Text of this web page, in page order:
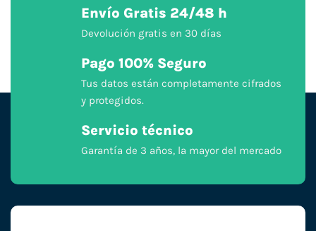
Envío Gratis 24/48 h
Devolución gratis en 30 días
Pago 100% Seguro
Tus datos están completamente cifrados
y protegidos.
Servicio técnico
Garantía de 3 años, la mayor del mercado